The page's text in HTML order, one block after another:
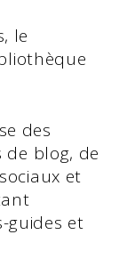
le
des
de blog, de
et
guides et